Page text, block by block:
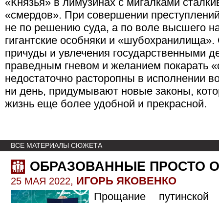
«смердов». При совершении
не по решению суда, а по воле высшего
гигантские особняки и
причуды и увлечения государственными
праведным гневом и желанием покарать
недостаточно расторопны в исполнении
ни день, придумывают новые законы,
жизнь еще более удобной и прекрасной.
ВСЕ МАТЕРИАЛЫ СЮЖЕТА
ОБРАЗОВАННЫЕ ПРОСТО
25 МАЯ 2022, ИГОРЬ ЯКОВЕНКО
Прощание